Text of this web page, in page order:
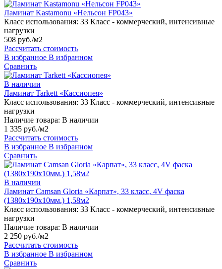
Ламинат Kastamonu «Нельсон FP043»
Класс использования: 33 Класс - коммерческий, интенсивные
нагрузки
508 руб./м2
Рассчитать стоимость
В избранное В избранном
Сравнить
В наличии
Ламинат Tarkett «Кассиопея»
Класс использования: 33 Класс - коммерческий, интенсивные
нагрузки
Наличие товара: В наличии
1 335 руб./м2
Рассчитать стоимость
В избранное В избранном
Сравнить
В наличии
Ламинат Camsan Gloria «Карпат», 33 класс, 4V фаска
(1380х190х10мм.) 1,58м2
Класс использования: 33 Класс - коммерческий, интенсивные
нагрузки
Наличие товара: В наличии
2 250 руб./м2
Рассчитать стоимость
В избранное В избранном
Сравнить